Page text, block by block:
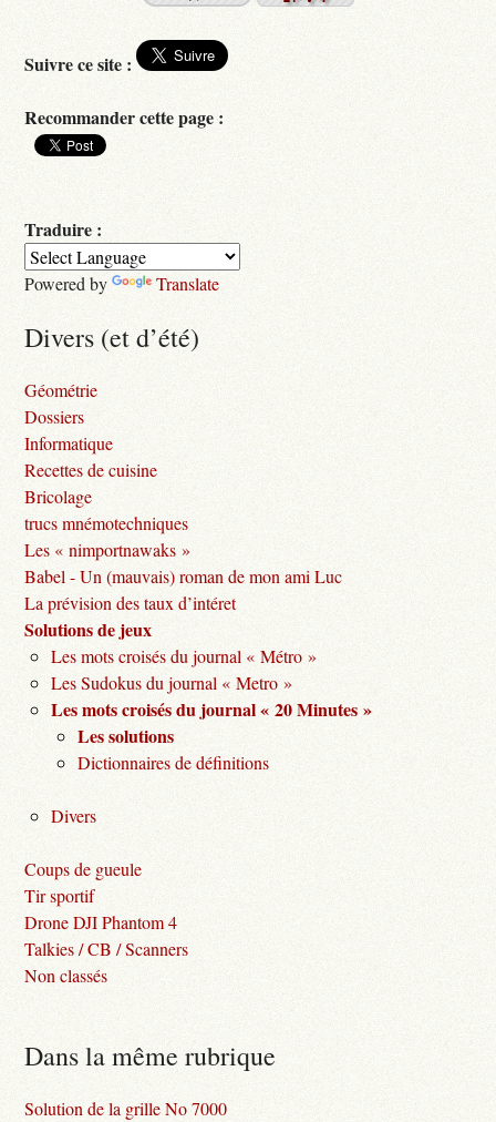
Suivre ce site :
Recommander cette page :
Traduire :
Powered by Translate
Divers (et d’été)
Géométrie
Dossiers
Informatique
Recettes de cuisine
Bricolage
trucs mnémotechniques
Les « nimportnawaks »
Babel - Un (mauvais) roman de mon ami Luc
La prévision des taux d’intéret
Solutions de jeux
Les mots croisés du journal « Métro »
Les Sudokus du journal « Metro »
Les mots croisés du journal « 20 Minutes »
Les solutions
Dictionnaires de définitions
Divers
Coups de gueule
Tir sportif
Drone DJI Phantom 4
Talkies / CB / Scanners
Non classés
Dans la même rubrique
Solution de la grille No 7000